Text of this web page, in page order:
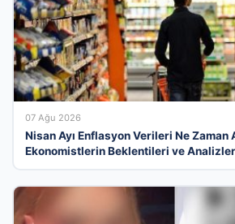
07 Ağu 2026
Nisan Ayı Enflasyon Verileri Ne Zaman
Ekonomistlerin Beklentileri ve Analizler